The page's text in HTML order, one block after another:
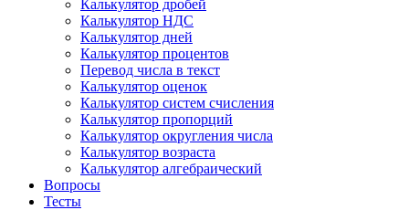
Калькулятор дробей
Калькулятор НДС
Калькулятор дней
Калькулятор процентов
Перевод числа в текст
Калькулятор оценок
Калькулятор систем счисления
Калькулятор пропорций
Калькулятор округления числа
Калькулятор возраста
Калькулятор алгебраический
Вопросы
Тесты